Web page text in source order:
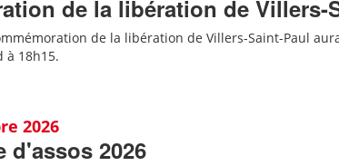
de la libération de Villers-
de la libération de Villers-Saint-Paul
à 18h15.
2026
d'assos 2026